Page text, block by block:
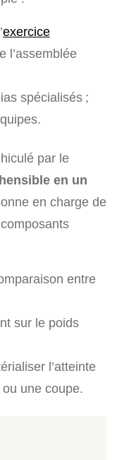
exercice
l’assemblée
spécialisés ;
par le
en un
en charge de
entre
sur le poids
l’atteinte
une coupe.